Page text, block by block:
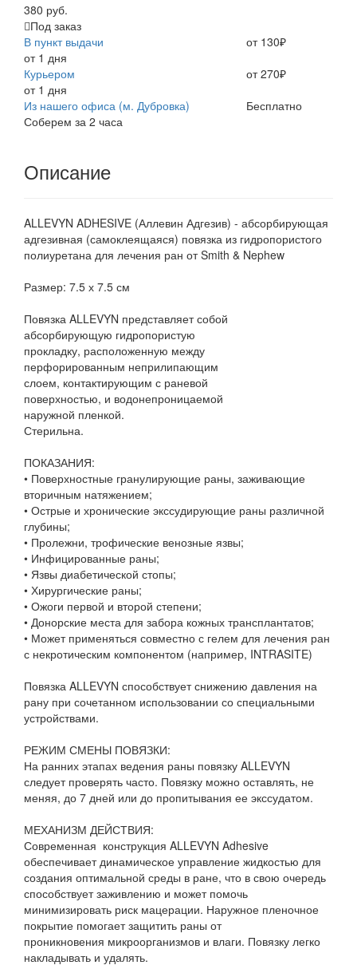
380 руб.
Под заказ
В пункт выдачи
от 1 дня
от 130₽
Курьером
от 1 дня
от 270₽
Из нашего офиса (м. Дубровка)
Соберем за 2 часа
Бесплатно
Описание
ALLEVYN ADHESIVE (Аллевин Адгезив) - абсорбирующая
адгезивная (самоклеящаяся) повязка из гидропористого
полиуретана для лечения ран от Smith & Nephew
Размер: 7.5 х 7.5 см
Повязка ALLEVYN представляет собой
абсорбирующую гидропористую
прокладку, расположенную между
перфорированным неприлипающим
слоем, контактирующим с раневой
поверхностью, и водонепроницаемой
наружной пленкой.
Стерильна.
ПОКАЗАНИЯ:
• Поверхностные гранулирующие раны, заживающие
вторичным натяжением;
• Острые и хронические экссудирующие раны различной
глубины;
• Пролежни, трофические венозные язвы;
• Инфицированные раны;
• Язвы диабетической стопы;
• Хирургические раны;
• Ожоги первой и второй степени;
• Донорские места для забора кожных трансплантатов;
• Может применяться совместно с гелем для лечения ран
с некротическим компонентом (например, INTRASITE)
Повязка ALLEVYN способствует снижению давления на
рану при сочетанном использовании со специальными
устройствами.
РЕЖИМ СМЕНЫ ПОВЯЗКИ:
На ранних этапах ведения раны повязку ALLEVYN
следует проверять часто. Повязку можно оставлять, не
меняя, до 7 дней или до пропитывания ее экссудатом.
МЕХАНИЗМ ДЕЙСТВИЯ:
Современная конструкция ALLEVYN Adhesive
обеспечивает динамическое управление жидкостью для
создания оптимальной среды в ране, что в свою очередь
способствует заживлению и может помочь
минимизировать риск мацерации. Наружное пленочное
покрытие помогает защитить раны от
проникновения микроорганизмов и влаги. Повязку легко
накладывать и удалять.